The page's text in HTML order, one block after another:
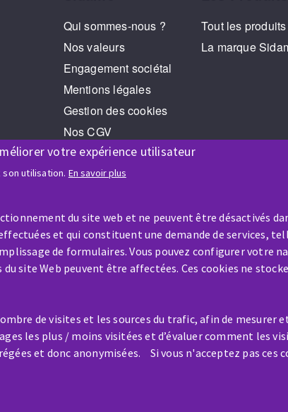
votre expérience utilisateur
utilisation. En savoir plus
du site web et ne peuvent être désactivés
et qui constituent une demande de services,
de formulaires. Vous pouvez configurer votre
site Web peuvent être affectées. Ces cookies ne
de visites et les sources du trafic, afin de mesurer
les plus / moins visitées et d’évaluer comment les
et donc anonymisées. Si vous n'acceptez pas ces
Qui sommes-nous ?
Nos valeurs
Engagement sociétal
Mentions légales
Gestion des cookies
Nos CGV
RGPD
Jeux Concours
Tout les
La marque
?